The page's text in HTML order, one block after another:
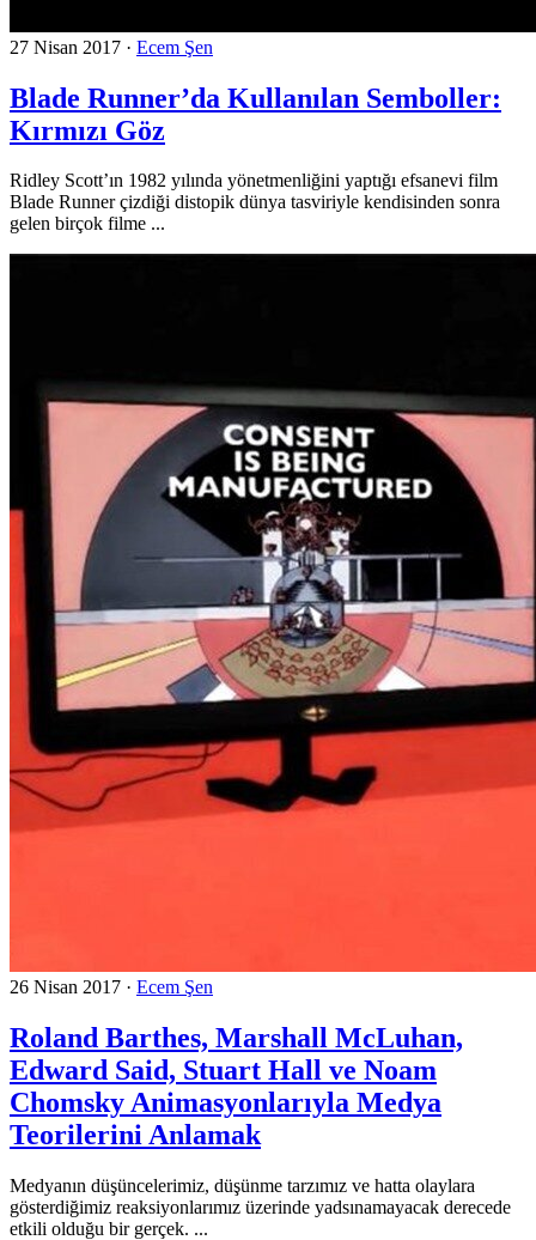
27 Nisan 2017 · Ecem Şen
Blade Runner’da Kullanılan Semboller:
Kırmızı Göz
Ridley Scott’ın 1982 yılında yönetmenliğini yaptığı efsanevi film
Blade Runner çizdiği distopik dünya tasviriyle kendisinden sonra
gelen birçok filme ...
26 Nisan 2017 · Ecem Şen
Roland Barthes, Marshall McLuhan,
Edward Said, Stuart Hall ve Noam
Chomsky Animasyonlarıyla Medya
Teorilerini Anlamak
Medyanın düşüncelerimiz, düşünme tarzımız ve hatta olaylara
gösterdiğimiz reaksiyonlarımız üzerinde yadsınamayacak derecede
etkili olduğu bir gerçek. ...